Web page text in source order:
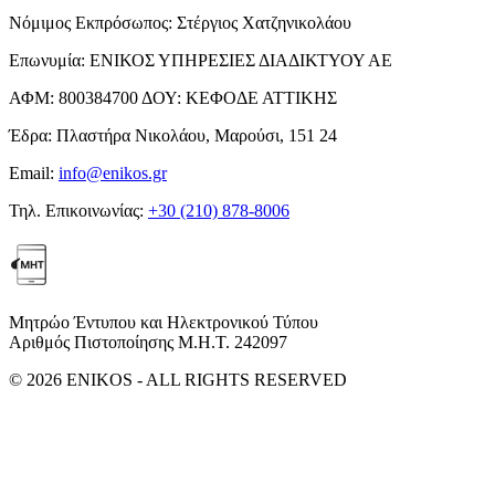
Νόμιμος Εκπρόσωπος: Στέργιος Χατζηνικολάου
Επωνυμία: ΕΝΙΚΟΣ ΥΠΗΡΕΣΙΕΣ ΔΙΑΔΙΚΤΥΟΥ ΑΕ
ΑΦΜ: 800384700 ΔΟΥ: ΚΕΦΟΔΕ ΑΤΤΙΚΗΣ
Έδρα: Πλαστήρα Νικολάου, Μαρούσι, 151 24
Email: info@enikos.gr
Τηλ. Επικοινωνίας: +30 (210) 878-8006
Μητρώο Έντυπου και Ηλεκτρονικού Τύπου
Αριθμός Πιστοποίησης Μ.Η.Τ. 242097
© 2026 ENIKOS - ALL RIGHTS RESERVED